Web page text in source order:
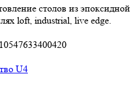
столов из эпоксидной
loft, industrial, live edge.
U4